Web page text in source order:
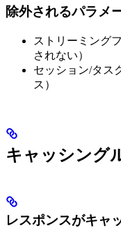
除外されるパラメ
ストリーミング
されない）
セッション/タス
ス）
キャッシング
レスポンスがキャ